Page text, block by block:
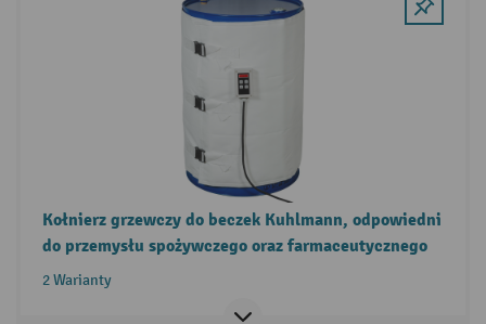
Kołnierz grzewczy do beczek Kuhlmann, odpowiedni
do przemysłu spożywczego oraz farmaceutycznego
2 Warianty